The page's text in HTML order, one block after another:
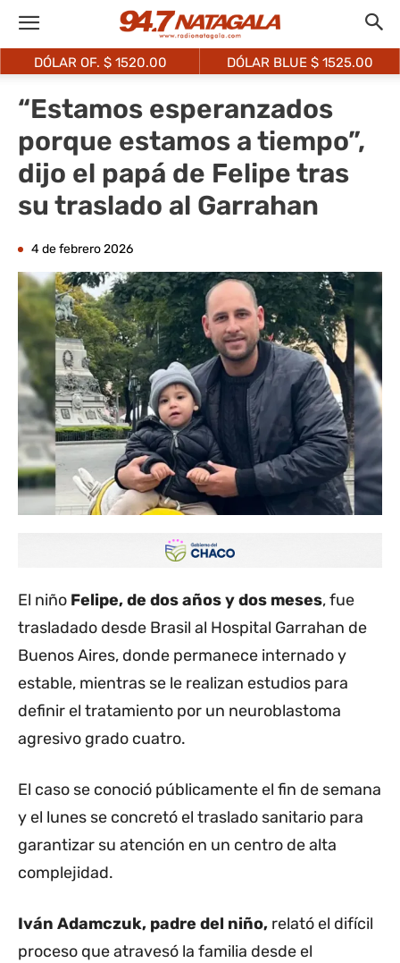
DÓLAR OF. $ 1520.00 DÓLAR BLUE $ 1525.00
“Estamos esperanzados
porque estamos a tiempo”,
dijo el papá de Felipe tras
su traslado al Garrahan
4 de febrero 2026
El niño Felipe, de dos años y dos meses, fue
trasladado desde Brasil al Hospital Garrahan de
Buenos Aires, donde permanece internado y
estable, mientras se le realizan estudios para
definir el tratamiento por un neuroblastoma
agresivo grado cuatro.
El caso se conoció públicamente el fin de semana
y el lunes se concretó el traslado sanitario para
garantizar su atención en un centro de alta
complejidad.
Iván Adamczuk, padre del niño, relató el difícil
proceso que atravesó la familia desde el